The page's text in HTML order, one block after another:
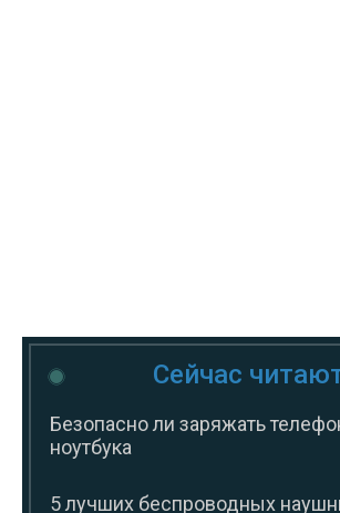
Сейчас
Безопасно ли заряжать
ноутбука
5 лучших беспроводных